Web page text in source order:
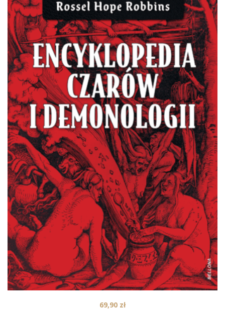
69,90 zł